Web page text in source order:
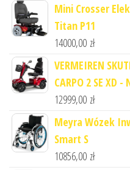
Mini Crosser
Titan P11
14000,00 zł
VERMEIREN
CARPO 2 SE XD -
12999,00 zł
Meyra Wózek
Smart S
10856,00 zł